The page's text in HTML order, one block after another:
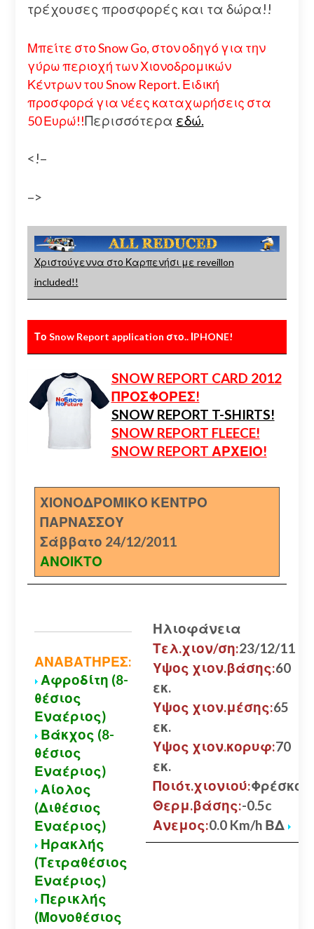
τρέχουσες προσφορές και τα δώρα!!
Μπείτε στο Snow Go, στον οδηγό για την
γύρω περιοχή των Χιονοδρομικών
Κέντρων του Snow Report. Ειδική
προσφορά για νέες καταχωρήσεις στα
50 Ευρώ!!Περισσότερα εδώ.
<!–
–>
Χριστούγεννα στο Καρπενήσι με reveillon
included!!
Το Snow Report application στο.. ΙPHONE!
SNOW REPORT CARD 2012
ΠΡΟΣΦΟΡΕΣ!
SNOW REPORT T-SHIRTS!
SNOW REPORT FLEECE!
SNOW REPORT ΑΡΧΕΙΟ!
ΧΙΟΝΟΔΡΟΜΙΚΟ ΚΕΝΤΡΟ
ΠΑΡΝΑΣΣΟΥ
Σάββατο 24/12/2011
ΑΝΟΙΚΤΟ
ΑΝΑΒΑΤΗΡΕΣ:
Αφροδίτη (8-
θέσιος
Εναέριος)
Βάκχος (8-
θέσιος
Εναέριος)
Αίολος
(Διθέσιος
Εναέριος)
Ηρακλής
(Τετραθέσιος
Εναέριος)
Περικλής
(Μονοθέσιος
Ηλιοφάνεια
Τελ.χιον/ση:23/12/11
Υψος χιον.βάσης:60
εκ.
Υψος χιον.μέσης:65
εκ.
Υψος χιον.κορυφ:70
εκ.
Ποιότ.χιονιού:Φρέσκο
Θερμ.βάσης:-0.5c
Ανεμος:0.0 Km/h ΒΔ